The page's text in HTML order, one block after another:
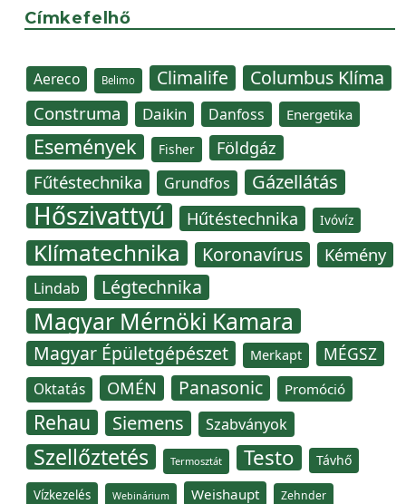
Címkefelhő
Aereco Belimo Climalife Columbus Klíma
Construma Daikin Danfoss Energetika
Események Fisher Földgáz
Fűtéstechnika Grundfos Gázellátás
Hőszivattyú Hűtéstechnika Ivóvíz
Klímatechnika Koronavírus Kémény
Lindab Légtechnika
Magyar Mérnöki Kamara
Magyar Épületgépészet Merkapt MÉGSZ
Oktatás OMÉN Panasonic Promóció
Rehau Siemens Szabványok
Szellőztetés Termosztát Testo Távhő
Vízkezelés Webinárium Weishaupt Zehnder